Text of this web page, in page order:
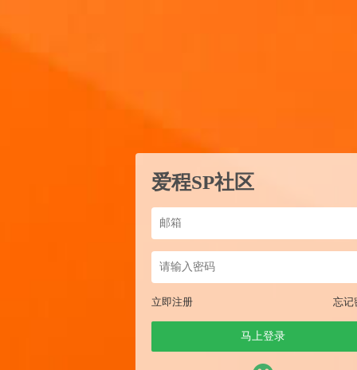
爱程SP社区
立即注册 忘记
马上登录